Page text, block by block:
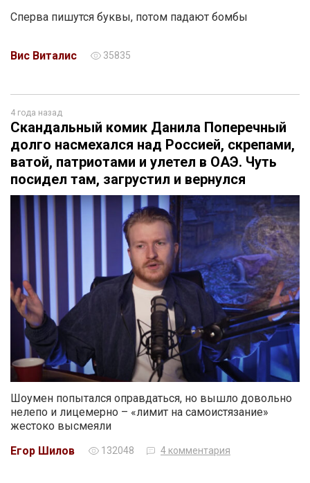
Сперва пишутся буквы, потом падают бомбы
Вис Виталис 35835
4 года назад
Скандальный комик Данила Поперечный
долго насмехался над Россией, скрепами,
ватой, патриотами и улетел в ОАЭ. Чуть
посидел там, загрустил и вернулся
Шоумен попытался оправдаться, но вышло довольно
нелепо и лицемерно – «лимит на самоистязание»
жестоко высмеяли
Егор Шилов
132048 4 комментария